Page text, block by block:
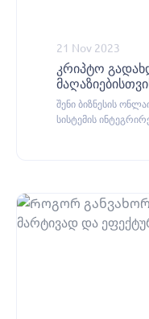
კრიპტო
შენი ბიზნესის
სისტემის
21 Nov 2023